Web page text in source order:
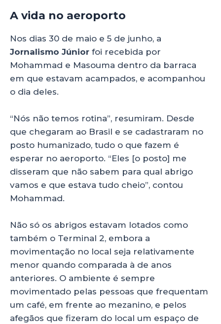
A vida no aeroporto
Nos dias 30 de maio e 5 de junho, a
Jornalismo Júnior foi recebida por
Mohammad e Masouma dentro da barraca
em que estavam acampados, e acompanhou
o dia deles.
“Nós não temos rotina”, resumiram. Desde
que chegaram ao Brasil e se cadastraram no
posto humanizado, tudo o que fazem é
esperar no aeroporto. “Eles [o posto] me
disseram que não sabem para qual abrigo
vamos e que estava tudo cheio”, contou
Mohammad.
Não só os abrigos estavam lotados como
também o Terminal 2, embora a
movimentação no local seja relativamente
menor quando comparada à de anos
anteriores. O ambiente é sempre
movimentado pelas pessoas que frequentam
um café, em frente ao mezanino, e pelos
afegãos que fizeram do local um espaço de